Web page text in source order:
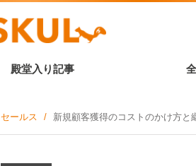
殿堂入り記事
セールス 新規顧客獲得のコストのかけ方と